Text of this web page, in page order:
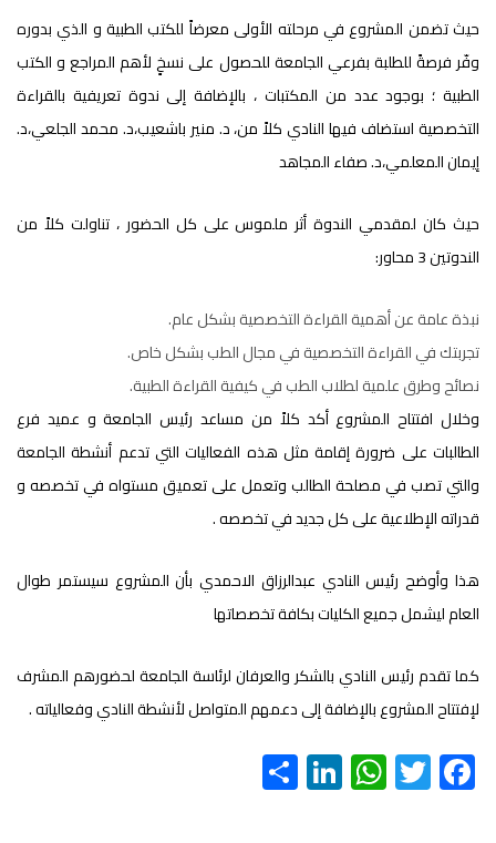
حيث تضمن المشروع في مرحلته الأولى معرضاً للكتب الطبية و الذي بدوره
وفّر فرصةً للطلبة بفرعي الجامعة للحصول على نسخٍ لأهم المراجع و الكتب
الطبية ؛ بوجود عدد من المكتبات ، بالإضافة إلى ندوة تعريفية بالقراءة
التخصصية استضاف فيها النادي كلاً من، د. منير باشعيب،د. محمد الجلعي،د.
إيمان المعلمي،د. صفاء المجاهد
حيث كان لمقدمي الندوة أثر ملموس على كل الحضور ، تناولت كلاً من
الندوتين 3 محاور:
نبذة عامة عن أهمية القراءة التخصصية بشكل عام.
تجربتك في القراءة التخصصية في مجال الطب بشكل خاص.
نصائح وطرق علمية لطلاب الطب في كيفية القراءة الطبية.
وخلال افتتاح المشروع أكد كلاً من مساعد رئيس الجامعة و عميد فرع
الطالبات على ضرورة إقامة مثل هذه الفعاليات التي تدعم أنشطة الجامعة
والتي تصب في مصلحة الطالب وتعمل على تعميق مستواه في تخصصه و
قدراته الإطلاعية على كل جديد في تخصصه .
هذا وأوضح رئيس النادي عبدالرزاق الاحمدي بأن المشروع سيستمر طوال
العام ليشمل جميع الكليات بكافة تخصصاتها
كما تقدم رئيس النادي بالشكر والعرفان لرئاسة الجامعة لحضورهم المشرف
لإفتتاح المشروع بالإضافة إلى دعمهم المتواصل لأنشطة النادي وفعالياته .
F
ac
T
wi
W
h
Li
nk